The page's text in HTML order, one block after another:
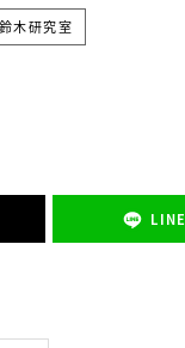
鈴木研究室
LINE